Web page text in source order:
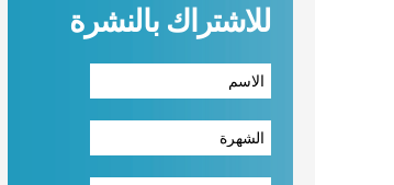
للاشتراك بالنشرة